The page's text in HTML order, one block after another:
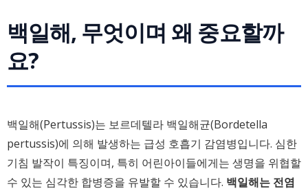
백일해, 무엇이며 왜 중요할까
요?
백일해(Pertussis)는 보르데텔라 백일해균(Bordetella
pertussis)에 의해 발생하는 급성 호흡기 감염병입니다. 심한
기침 발작이 특징이며, 특히 어린아이들에게는 생명을 위협할
수 있는 심각한 합병증을 유발할 수 있습니다. 백일해는 전염